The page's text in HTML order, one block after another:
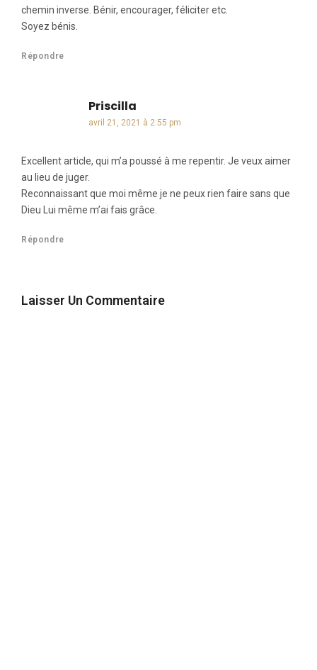
chemin inverse. Bénir, encourager, féliciter etc.
Soyez bénis.
Répondre
Priscilla
avril 21, 2021 à 2:55 pm
Excellent article, qui m’a poussé à me repentir. Je veux aimer
au lieu de juger.
Reconnaissant que moi même je ne peux rien faire sans que
Dieu Lui même m’ai fais grâce.
Répondre
Laisser Un Commentaire